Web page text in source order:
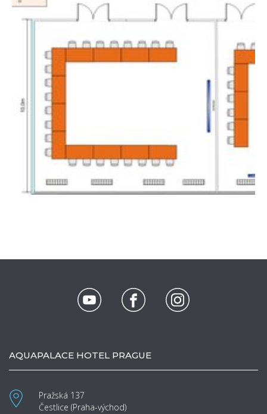
AQUAPALACE HOTEL PRAGUE
Pražská 137
Čestlice (Praha-východ)